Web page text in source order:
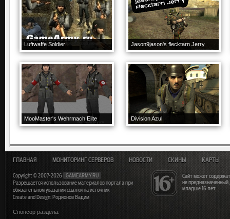
Luftwaffe Soldier Jason9jason's flecktarn Jerry
MooMaster's Wehrmach Elite Division Azul
Сайт может
не
младше 16 лет
ГЛАВНАЯ МОНИТОРИНГ СЕРВЕРОВ НОВОСТИ СКИНЫ КАРТЫ
Copyright © 2007-2026
GAMEARMY.RU
Разрешается использование материалов портала при
обязательном указании ссылки на источник
Create and Design: Родионов Вадим
Спонсор раздела: